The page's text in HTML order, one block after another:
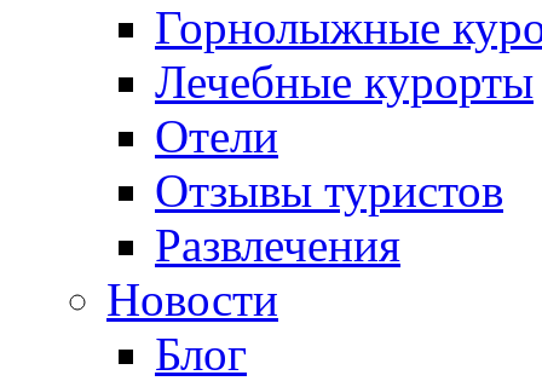
Горнолыжные
Лечебные курорты
Отели
Отзывы туристов
Развлечения
Новости
Блог